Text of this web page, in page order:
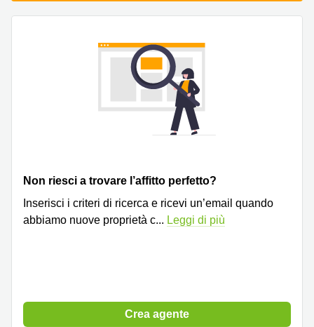
Non riesci a trovare l’affitto perfetto?
Inserisci i criteri di ricerca e ricevi un’email quando
abbiamo nuove proprietà c... Leggi di più
Crea agente